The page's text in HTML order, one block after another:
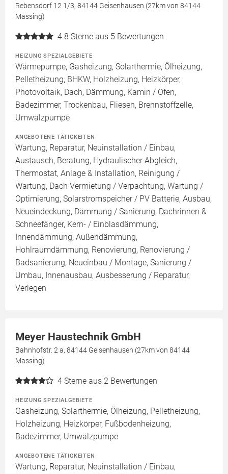
Rebensdorf 12 1/3, 84144 Geisenhausen (27km von 84144
Massing)
4.8 Sterne aus 5 Bewertungen
HEIZUNG SPEZIALGEBIETE
Wärmepumpe, Gasheizung, Solarthermie, Ölheizung,
Pelletheizung, BHKW, Holzheizung, Heizkörper,
Photovoltaik, Dach, Dämmung, Kamin / Ofen,
Badezimmer, Trockenbau, Fliesen, Brennstoffzelle,
Umwälzpumpe
ANGEBOTENE TÄTIGKEITEN
Wartung, Reparatur, Neuinstallation / Einbau,
Austausch, Beratung, Hydraulischer Abgleich,
Thermostat, Anlage & Installation, Reinigung /
Wartung, Dach Vermietung / Verpachtung, Wartung /
Optimierung, Solarstromspeicher / PV Batterie, Ausbau,
Neueindeckung, Dämmung / Sanierung, Dachrinnen &
Schneefänger, Kern- / Einblasdämmung,
Innendämmung, Außendämmung,
Hohlraumdämmung, Renovierung, Renovierung /
Badsanierung, Neueinbau / Montage, Sanierung /
Umbau, Innenausbau, Ausbesserung / Reparatur,
Verlegen
Meyer Haustechnik GmbH
Bahnhofstr. 2 a, 84144 Geisenhausen (27km von 84144
Massing)
4 Sterne aus 2 Bewertungen
HEIZUNG SPEZIALGEBIETE
Gasheizung, Solarthermie, Ölheizung, Pelletheizung,
Holzheizung, Heizkörper, Fußbodenheizung,
Badezimmer, Umwälzpumpe
ANGEBOTENE TÄTIGKEITEN
Wartung, Reparatur, Neuinstallation / Einbau,